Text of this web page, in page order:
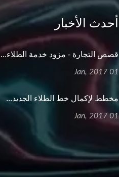
أحدث الأخبار
قصص التجارة - مزود خدمة الطلاء...
01 Jan, 2017
مخطط لإكمال خط الطلاء الجديد...
01 Jan, 2017